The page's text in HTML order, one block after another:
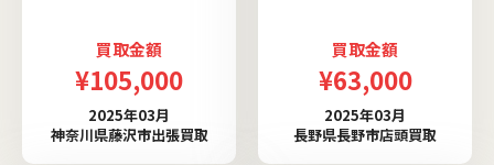
買取金額
¥105,000
2025年03月
神奈川県藤沢市出張買取
買取金額
¥63,000
2025年03月
長野県長野市店頭買取